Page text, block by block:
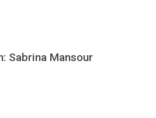
Sabrina Mansour